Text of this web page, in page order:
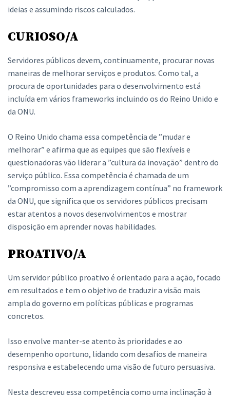
ideias e assumindo riscos calculados.
CURIOSO/A
Servidores públicos devem, continuamente, procurar novas
maneiras de melhorar serviços e produtos. Como tal, a
procura de oportunidades para o desenvolvimento está
incluída em vários frameworks incluindo os do Reino Unido e
da ONU.
O Reino Unido chama essa competência de ”mudar e
melhorar” e afirma que as equipes que são flexíveis e
questionadoras vão liderar a ”cultura da inovação” dentro do
serviço público. Essa competência é chamada de um
”compromisso com a aprendizagem contínua” no framework
da ONU, que significa que os servidores públicos precisam
estar atentos a novos desenvolvimentos e mostrar
disposição em aprender novas habilidades.
PROATIVO/A
Um servidor público proativo é orientado para a ação, focado
em resultados e tem o objetivo de traduzir a visão mais
ampla do governo em políticas públicas e programas
concretos.
Isso envolve manter-se atento às prioridades e ao
desempenho oportuno, lidando com desafios de maneira
responsiva e estabelecendo uma visão de futuro persuasiva.
Nesta descreveu essa competência como uma inclinação à